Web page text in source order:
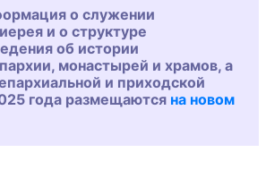
о служении
и о структуре
об истории
монастырей и храмов, а
и приходской
года размещаются на новом